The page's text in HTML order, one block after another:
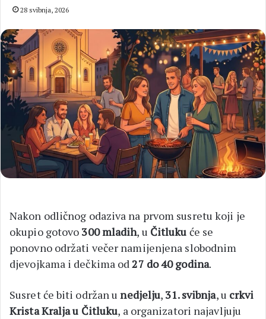
28 svibnja, 2026
Nakon odličnog odaziva na prvom susretu koji je
okupio gotovo 300 mladih, u Čitluku će se
ponovno održati večer namijenjena slobodnim
djevojkama i dečkima od27 do 40 godina.
Susret će biti održan unedjelju, 31. svibnja, u crkvi
Krista Kralja u Čitluku, a organizatori najavljuju